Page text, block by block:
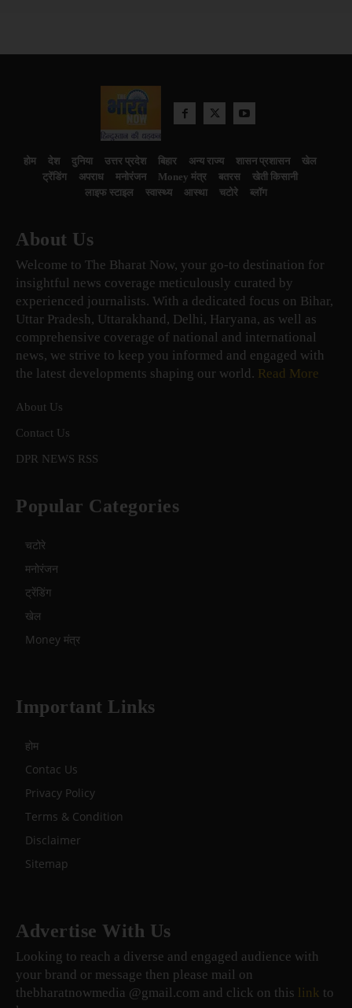
होम देश दुनिया उत्तर प्रदेश बिहार अन्य राज्य शासन प्रशासन
खेल
ट्रेंडिंग
अपराध मनोरंजन Money मंत्र बतरस
खेती किसानी
लाइफ स्टाइल
स्वास्थ्य आस्था चटोरे ब्लॉग
About Us
Welcome to The Bharat Now, your go-to destination for
insightful news coverage meticulously curated by
experienced journalists. With a dedicated focus on Bihar,
Uttar Pradesh, Uttarakhand, Delhi, Haryana, as well as
comprehensive coverage of national and international
news, we strive to keep you informed and engaged with
the latest developments shaping our world. Read More
About Us
Contact Us
DPR NEWS RSS
Popular Categories
चटोरे
मनोरंजन
ट्रेंडिंग
खेल
Money मंत्र
Important Links
होम
Contac Us
Privacy Policy
Terms & Condition
Disclaimer
Sitemap
Advertise With Us
Looking to reach a diverse and engaged audience with
your brand or message then please mail on
thebharatnowmedia @gmail.com and click on this link to